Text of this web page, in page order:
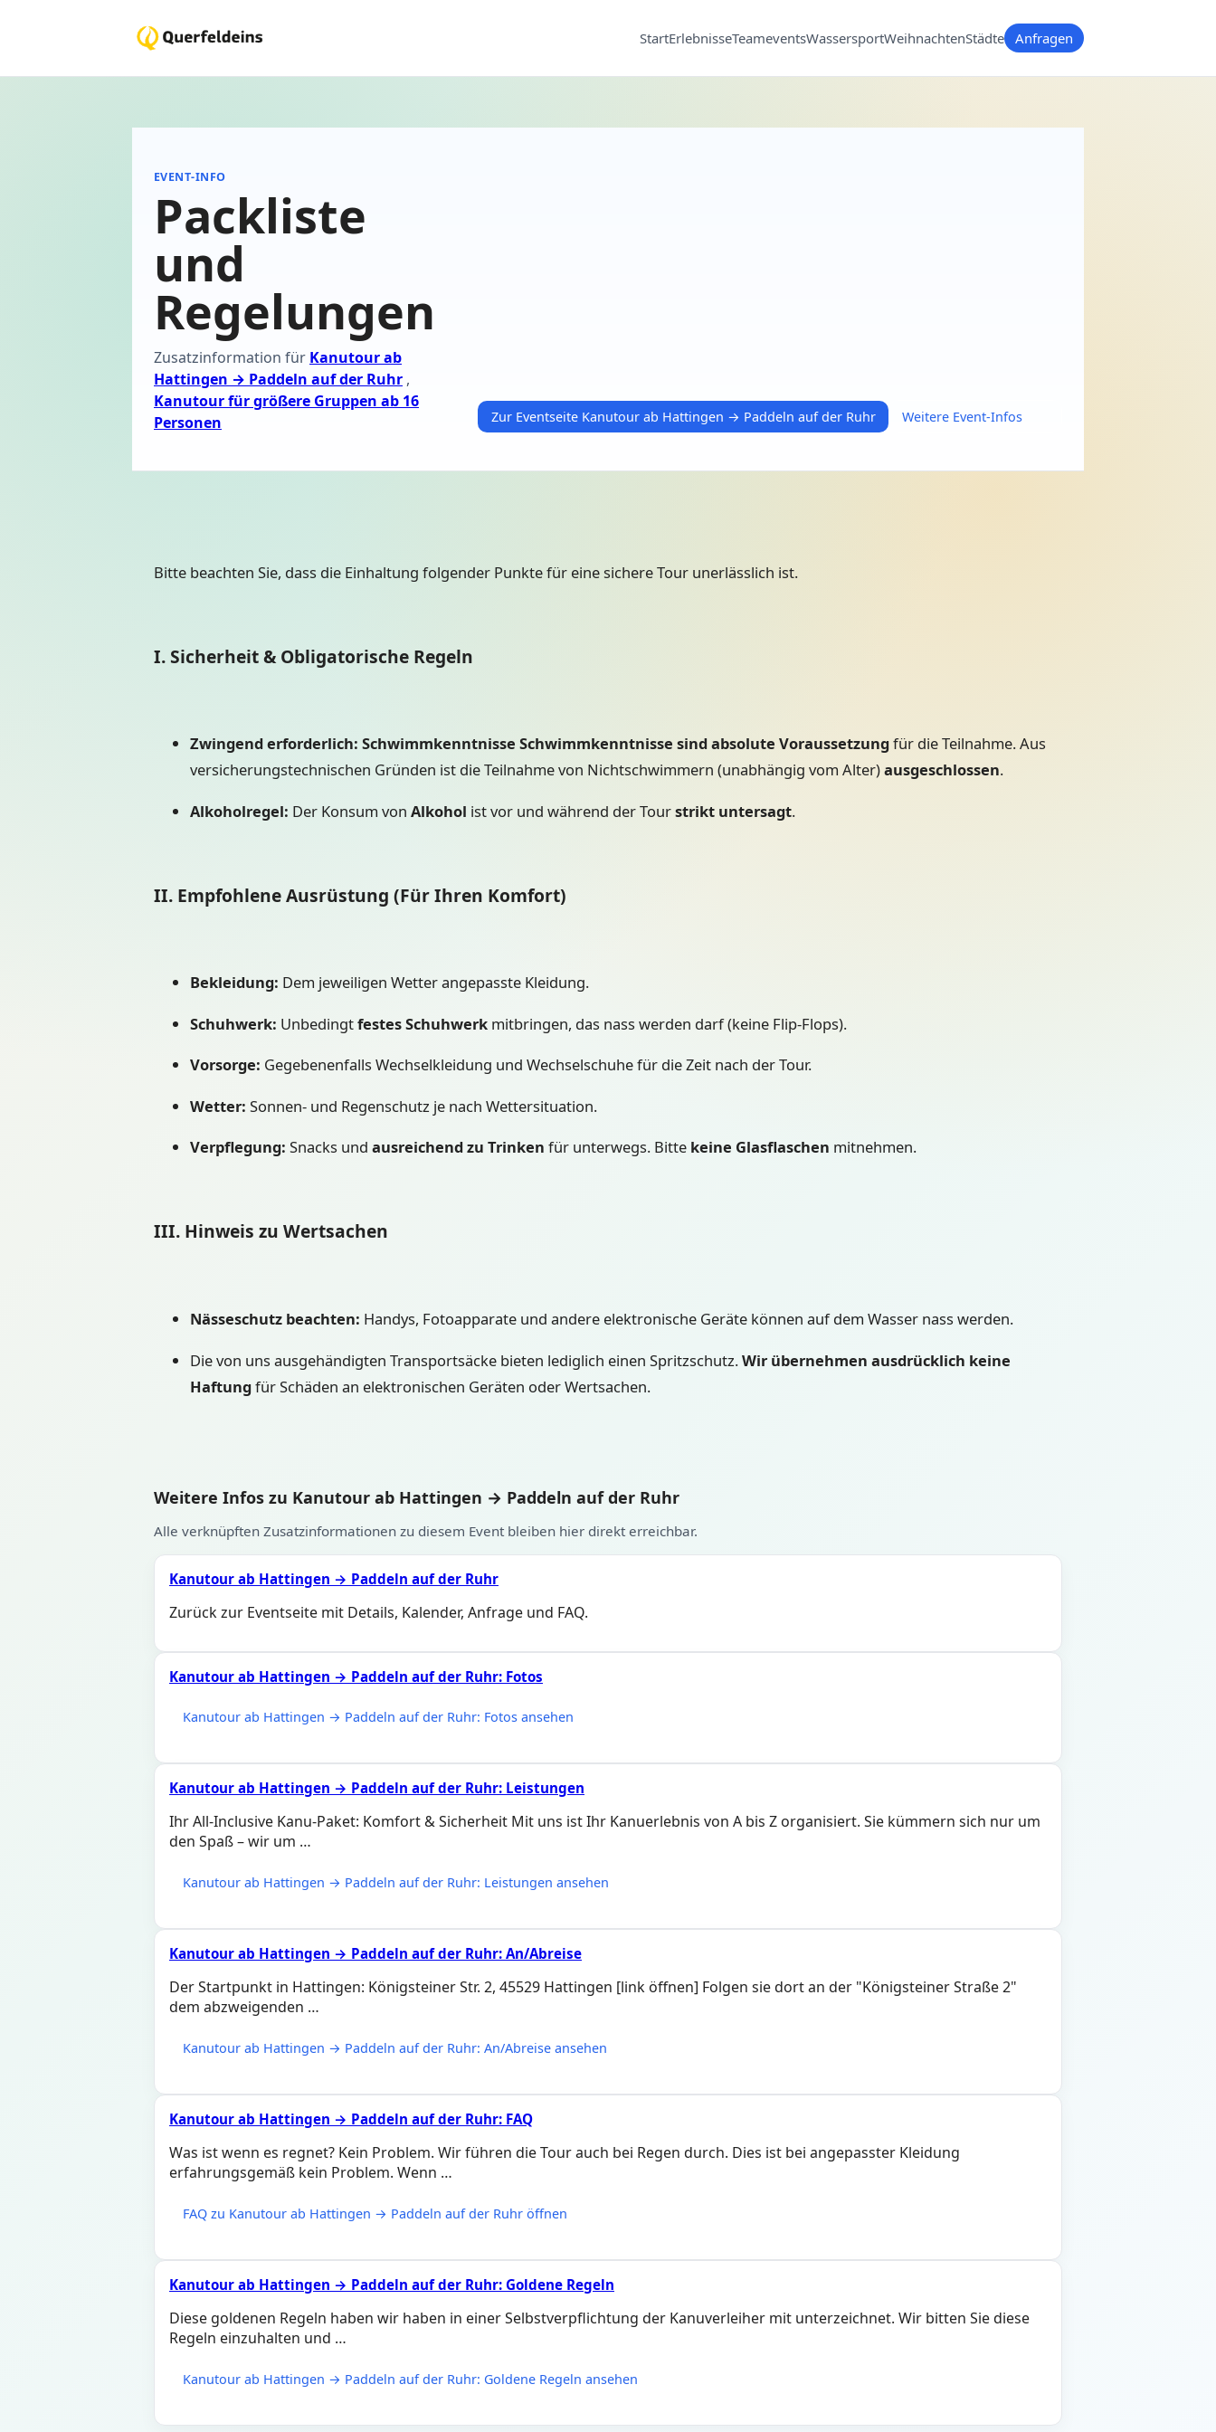
StartErlebnisseTeameventsWassersportWeihnachtenStädte Anfragen
EVENT-INFO
Packliste
und
Regelungen
Zusatzinformation für Kanutour ab
Hattingen → Paddeln auf der Ruhr ,
Kanutour für größere Gruppen ab 16
Personen
Zur Eventseite Kanutour ab Hattingen → Paddeln auf der Ruhr Weitere Event-Infos
Bitte beachten Sie, dass die Einhaltung folgender Punkte für eine sichere Tour unerlässlich ist.
I. Sicherheit & Obligatorische Regeln
Zwingend erforderlich: Schwimmkenntnisse Schwimmkenntnisse sind absolute Voraussetzungfür die Teilnahme. Aus
versicherungstechnischen Gründen ist die Teilnahme von Nichtschwimmern (unabhängig vom Alter)ausgeschlossen.
Alkoholregel: Der Konsum von Alkohol ist vor und während der Tourstrikt untersagt.
II. Empfohlene Ausrüstung (Für Ihren Komfort)
Bekleidung: Dem jeweiligen Wetter angepasste Kleidung.
Schuhwerk: Unbedingtfestes Schuhwerk mitbringen, das nass werden darf (keine Flip-Flops).
Vorsorge: Gegebenenfalls Wechselkleidung und Wechselschuhe für die Zeit nach der Tour.
Wetter: Sonnen- und Regenschutz je nach Wettersituation.
Verpflegung: Snacks und ausreichend zu Trinken für unterwegs. Bitte keine Glasflaschen mitnehmen.
III. Hinweis zu Wertsachen
Nässeschutz beachten: Handys, Fotoapparate und andere elektronische Geräte können auf dem Wasser nass werden.
Die von uns ausgehändigten Transportsäcke bieten lediglich einen Spritzschutz.Wir übernehmen ausdrücklich keine
Haftungfür Schäden an elektronischen Geräten oder Wertsachen.
Weitere Infos zu Kanutour ab Hattingen → Paddeln auf der Ruhr
Alle verknüpften Zusatzinformationen zu diesem Event bleiben hier direkt erreichbar.
Kanutour ab Hattingen → Paddeln auf der Ruhr
Zurück zur Eventseite mit Details, Kalender, Anfrage und FAQ.
Kanutour ab Hattingen → Paddeln auf der Ruhr: Fotos
Kanutour ab Hattingen → Paddeln auf der Ruhr: Fotos ansehen
Kanutour ab Hattingen → Paddeln auf der Ruhr: Leistungen
Ihr All-Inclusive Kanu-Paket: Komfort & Sicherheit Mit uns ist Ihr Kanuerlebnis von A bis Z organisiert. Sie kümmern sich nur um
den Spaß – wir um …
Kanutour ab Hattingen → Paddeln auf der Ruhr: Leistungen ansehen
Kanutour ab Hattingen → Paddeln auf der Ruhr: An/Abreise
Der Startpunkt in Hattingen: Königsteiner Str. 2, 45529 Hattingen [link öffnen] Folgen sie dort an der "Königsteiner Straße 2"
dem abzweigenden …
Kanutour ab Hattingen → Paddeln auf der Ruhr: An/Abreise ansehen
Kanutour ab Hattingen → Paddeln auf der Ruhr: FAQ
Was ist wenn es regnet? Kein Problem. Wir führen die Tour auch bei Regen durch. Dies ist bei angepasster Kleidung
erfahrungsgemäß kein Problem. Wenn …
FAQ zu Kanutour ab Hattingen → Paddeln auf der Ruhr öffnen
Kanutour ab Hattingen → Paddeln auf der Ruhr: Goldene Regeln
Diese goldenen Regeln haben wir haben in einer Selbstverpflichtung der Kanuverleiher mit unterzeichnet. Wir bitten Sie diese
Regeln einzuhalten und …
Kanutour ab Hattingen → Paddeln auf der Ruhr: Goldene Regeln ansehen